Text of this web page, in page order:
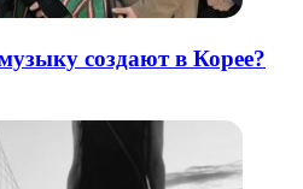
создают в Корее?